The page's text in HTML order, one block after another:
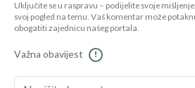
Uključite se u raspravu – podijelite svoje
svoj pogled na temu. Vaš komentar može
obogatiti zajednicu našeg portala.
Važna obavijest !